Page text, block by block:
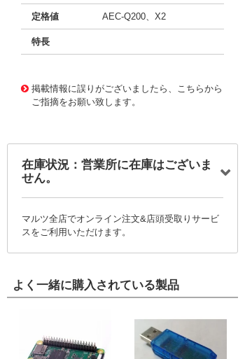
定格値 AEC-Q200、X2
特長
掲載情報に誤りがございましたら、こちらから
ご指摘をお願い致します。
在庫状況：営業所に在庫はございま
せん。
マルツ全店でオンライン注文&店頭受取りサービ
スをご利用いただけます。
よく一緒に購入されている製品